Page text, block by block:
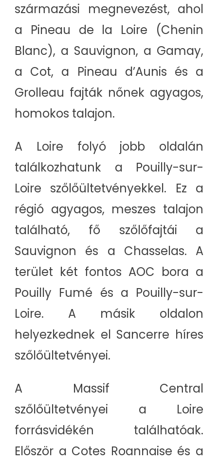
származási megnevezést, ahol
a Pineau de la Loire (Chenin
Blanc), a Sauvignon, a Gamay,
a Cot, a Pineau d’Aunis és a
Grolleau fajták nőnek agyagos,
homokos talajon.
A Loire folyó jobb oldalán
találkozhatunk a Pouilly-sur-
Loire szőlőültetvényekkel. Ez a
régió agyagos, meszes talajon
található, fő szőlőfajtái a
Sauvignon és a Chasselas. A
terület két fontos AOC bora a
Pouilly Fumé és a Pouilly-sur-
Loire. A másik oldalon
helyezkednek el Sancerre híres
szőlőültetvényei.
A Massif Central
szőlőültetvényei a Loire
forrásvidékén találhatóak.
Először a Cotes Roannaise és a